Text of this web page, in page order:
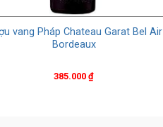
vang Pháp Chateau Garat Bel Air
Bordeaux
385.000₫